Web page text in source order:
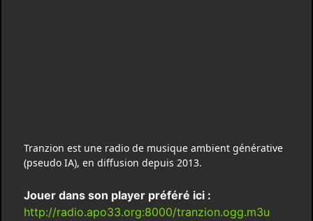
Tranzion est une radio de musique ambient générative
(pseudo IA), en diffusion depuis 2013.
Jouer dans son player préféré ici :
http://radio.apo33.org:8000/tranzion.ogg.m3u